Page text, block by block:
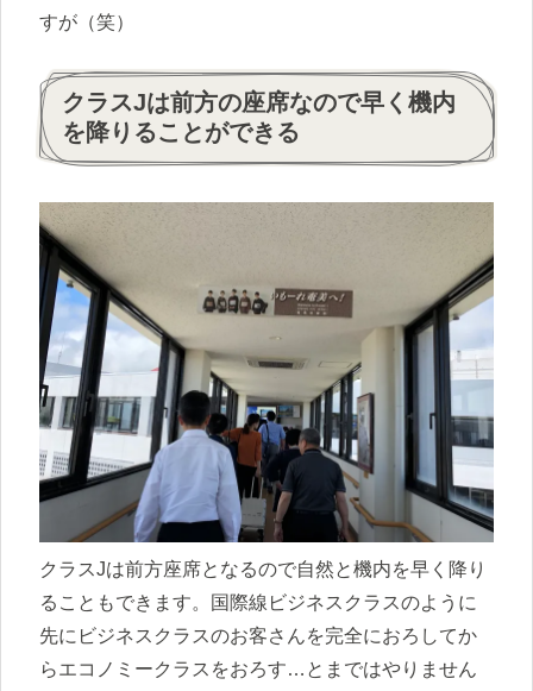
すが（笑）
クラスJは前方の座席なので早く機内
を降りることができる
クラスJは前方座席となるので自然と機内を早く降り
ることもできます。国際線ビジネスクラスのように
先にビジネスクラスのお客さんを完全におろしてか
らエコノミークラスをおろす…とまではやりません